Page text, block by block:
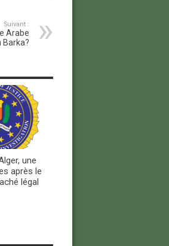
Suivant :
Arabe
Barka?
une
après le
légal